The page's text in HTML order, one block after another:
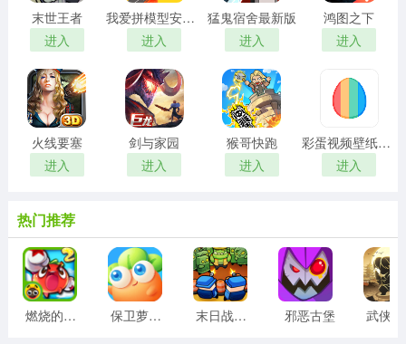
末世王者
进入
我爱拼模型安卓版
进入
猛鬼宿舍最新版
进入
鸿图之下
进入
火线要塞
进入
剑与家园
进入
猴哥快跑
进入
彩蛋视频壁纸手机版
进入
热门推荐
燃烧的蔬菜2正版 保卫萝卜3最新版 末日战线最新版 邪恶古堡